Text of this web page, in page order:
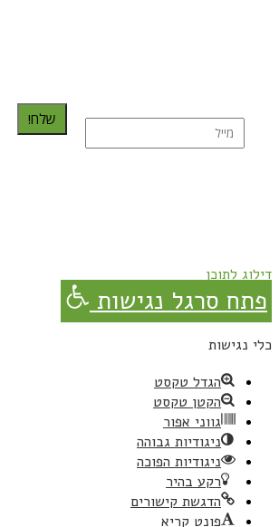
שלח!
דילוג לתוכן
פתח סרגל נגישות
כלי נגישות
הגדל טקסט
הקטן טקסט
גווני אפור
ניגודיות גבוהה
ניגודיות הפוכה
רקע בהיר
הדגשת קישורים
פונט קריא